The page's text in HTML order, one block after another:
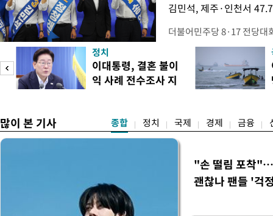
김민석, 제주·인천서
더불어민주당 8·17 전당대
보가 8일 제주·인천 지역
다. 앞서 정청래 후보 우세
·울산·경남 경선에서 1승
제주·인천 경선에서 이기
정치
이대통령, 결혼 불이
익 사례 전수조사 지
많이 본 기사 종합 정치 국제 경제 금융
"손 떨림 포착
괜찮나 팬들 '걱